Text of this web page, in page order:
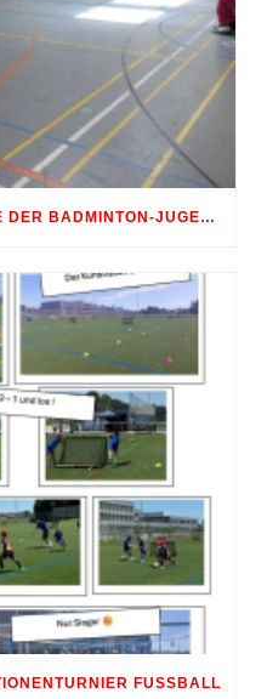
ERFOLGREICHE TEILNAHME DER BADMINTON-JUGEND AM 10. SHUTTLE-CUP 2026 IN ERDWEG
FUSSBALL